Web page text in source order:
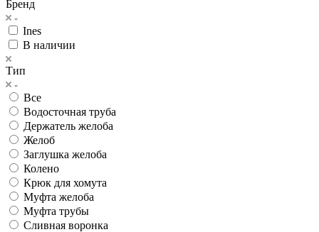
Бренд
Ines
В наличии
Тип
Все
Водосточная труба
Держатель желоба
Желоб
Заглушка желоба
Колено
Крюк для хомута
Муфта желоба
Муфта трубы
Сливная воронка